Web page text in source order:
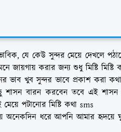
যে কেউ সুন্দর মেয়ে দেখলে
জায়গায় করার জন্য শুধু মিষ্টি
ভাব খুব সুন্দর ভাবে প্রকাশ করা
শাসন বারন করবেন তবে এই শাসন
পটানোর মিষ্টি কথা sms
অনেকদিন ধরে আপনি আমার হৃদয়ে